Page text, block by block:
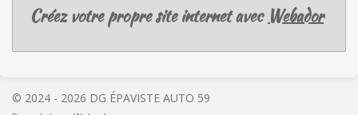
Créez votre propre site internet avec Webador
© 2024 - 2026 DG ÉPAVISTE AUTO 59